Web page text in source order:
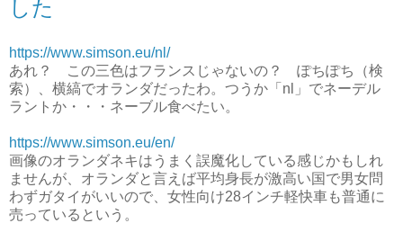
した
https://www.simson.eu/nl/
あれ？ この三色はフランスじゃないの？ ぽちぽち（検
索）、横縞でオランダだったわ。つうか「nl」でネーデル
ラントか・・・ネーブル食べたい。
https://www.simson.eu/en/
画像のオランダネキはうまく誤魔化している感じかもしれ
ませんが、オランダと言えば平均身長が激高い国で男女問
わずガタイがいいので、女性向け28インチ軽快車も普通に
売っているという。